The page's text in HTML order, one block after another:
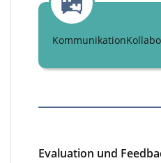
Evaluation und